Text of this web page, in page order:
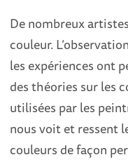
De nombreux
couleur.
les expériences ont
des théories sur les
utilisées par les
nous voit et ressent
couleurs de façon